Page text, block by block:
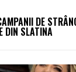
DE
DIN SLATINA